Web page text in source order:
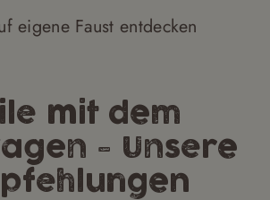
eigene Faust entdecken
mit dem
- Unsere